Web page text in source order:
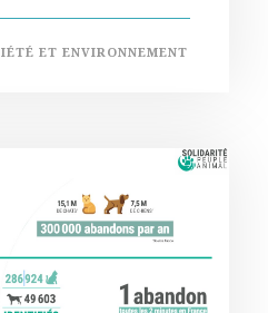
ET ENVIRONNEMENT